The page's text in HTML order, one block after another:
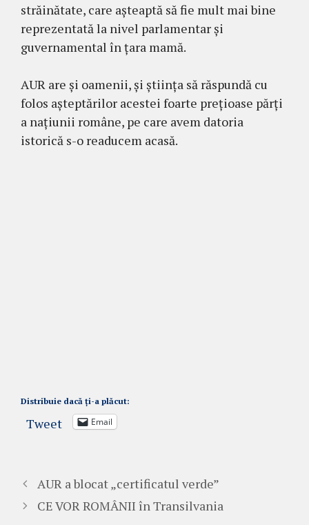
străinătate, care așteaptă să fie mult mai bine
reprezentată la nivel parlamentar și
guvernamental în țara mamă.
AUR are și oamenii, și știința să răspundă cu
folos așteptărilor acestei foarte prețioase părți
a națiunii române, pe care avem datoria
istorică s-o readucem acasă.
Distribuie dacă ți-a plăcut:
Tweet Email
AUR a blocat „certificatul verde”
CE VOR ROMÂNII în Transilvania